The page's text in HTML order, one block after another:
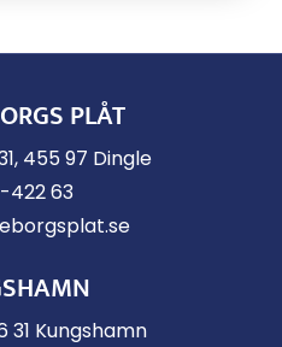
PLÅT
455 97 Dingle
422 63
31 Kungshamn